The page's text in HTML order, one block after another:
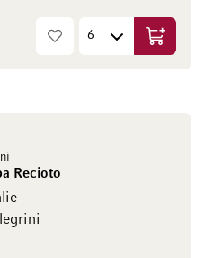
Ajouter
Recioto